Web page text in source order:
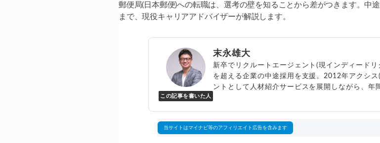
郵便局(日本郵便)への転職は、選考の壁を知ることから差がつきます。中
まで、現役キャリアアドバイザーが解説します。
この記事を書いた人
末永雄大
新卒でリクルートエージェント(現インディード
を超える企業の中途採用を支援。2012年アクシ
ントとして人材紹介サービスを展開しながら、
当サイトはマイナビ等のアフィリエイト広告を含みます